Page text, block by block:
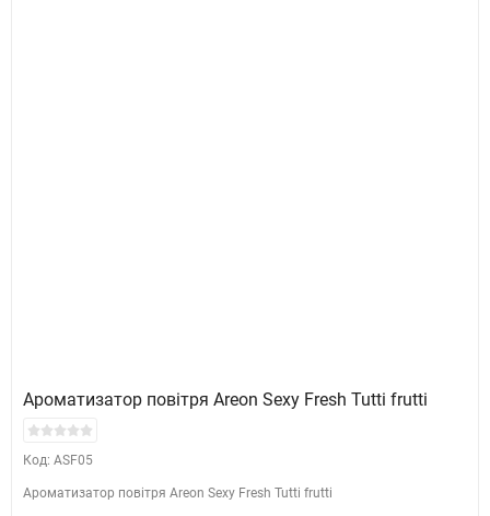
Ароматизатор повітря Areon Sexy Fresh Tutti frutti
Код: ASF05
Ароматизатор повітря Areon Sexy Fresh Tutti frutti